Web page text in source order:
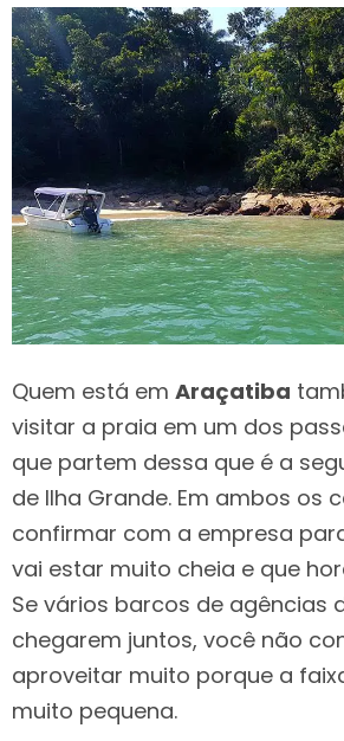
Quem está em Araçatiba
visitar a praia em um dos
que partem dessa que é a
de Ilha Grande. Em ambos os
confirmar com a empresa
vai estar muito cheia e que
Se vários barcos de agências
chegarem juntos, você não
aproveitar muito porque a
muito pequena.